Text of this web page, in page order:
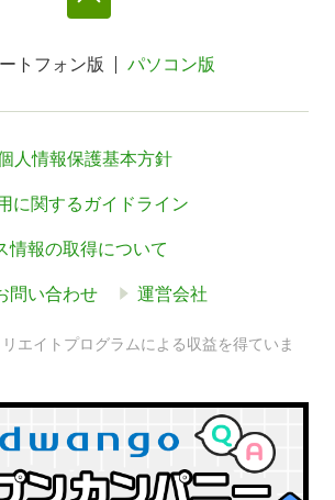
トフォン版 パソコン版
人情報保護基本方針
に関するガイドライン
情報の取得について
問い合わせ 運営会社
エイトプログラムによる収益を得ていま